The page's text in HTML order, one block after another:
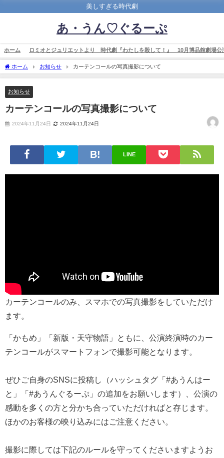
美しすぎる時代劇
あ・うん♡ぐるーぷ
ホーム ロミオとジュリエットより 時代劇『わたしを殺して！』 10月博品館劇場公
ホーム お知らせ カーテンコールの写真撮影について
お知らせ
カーテンコールの写真撮影について
2024年11月24日 2024年11月24日
LINE
カーテンコールのみ、スマホでの写真撮影をしていただけ
ます。
「かもめ」「新版・天守物語」ともに、公演終演時のカー
テンコールがスマートフォンで撮影可能となります。
ぜひご自身のSNSに投稿し（ハッシュタグ「#あうんはー
と」「#あうんぐるーぷ」の追加をお願いします）、公演の
感動を多くの方と分かち合っていただければと存じます。
ほかのお客様の映り込みにはご注意ください。
撮影に際しては下記のルールを守ってくださいますようお